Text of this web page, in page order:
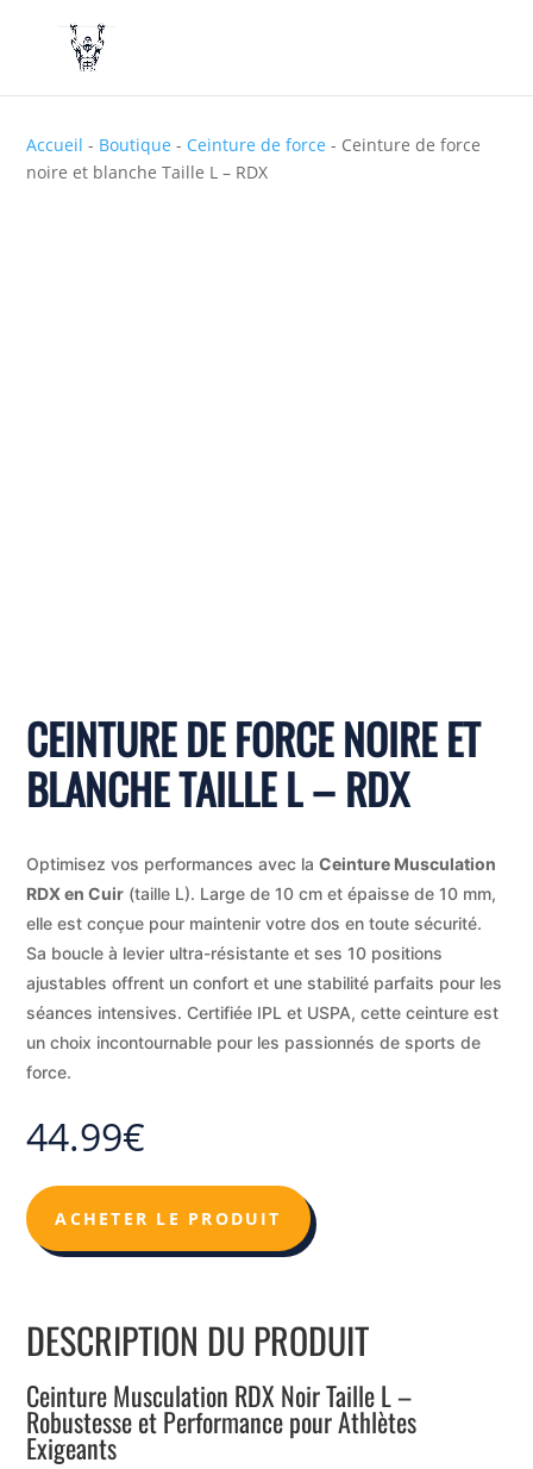
Accueil - Boutique - Ceinture de force - Ceinture de force
noire et blanche Taille L – RDX
CEINTURE DE FORCE NOIRE ET
BLANCHE TAILLE L – RDX
Optimisez vos performances avec laCeinture Musculation
RDX en Cuir (taille L). Large de 10 cm et épaisse de 10 mm,
elle est conçue pour maintenir votre dos en toute sécurité.
Sa boucle à levier ultra-résistante et ses 10 positions
ajustables offrent un confort et une stabilité parfaits pour les
séances intensives. Certifiée IPL et USPA, cette ceinture est
un choix incontournable pour les passionnés de sports de
force.
44.99€
ACHETER LE PRODUIT
DESCRIPTION DU PRODUIT
Ceinture Musculation RDX Noir Taille L –
Robustesse et Performance pour Athlètes
Exigeants